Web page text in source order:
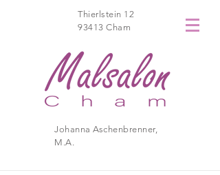
Thierlstein 12
93413 Cham
Johanna Aschenbrenner,
M.A.